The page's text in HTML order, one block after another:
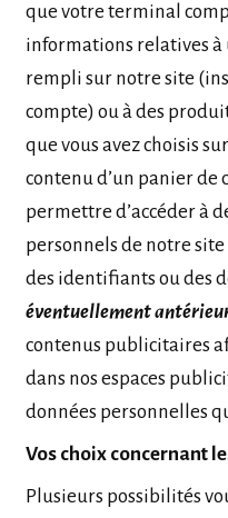
que votre terminal
informations relatives à
rempli sur notre site
compte) ou à des
que vous avez choisis
contenu d’un panier de
permettre d’accéder à
personnels de notre
des identifiants ou des
éventuellement
contenus publicitaires
dans nos espaces
données personnelles
Vos choix concernant
Plusieurs possibilités